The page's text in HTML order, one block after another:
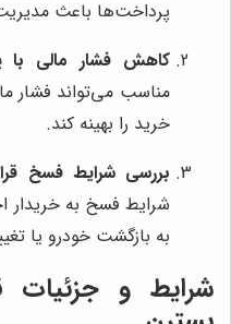
پرداخت‌ها باعث
کاهش فشار مالی
مناسب می‌تواند فشار
خرید را بهینه کند.
بررسی شرایط فسخ
شرایط فسخ به خریدار
به بازگشت خودرو یا
شرایط و جزئیات